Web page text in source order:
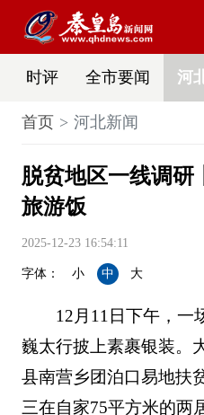
时评 全市要闻 河
首页 河北新闻
脱贫地区一线调研
旅游饭
2025-12-23 16:54:11
字体： 小 中 大
12月11日下午，一
巍太行披上素裹银装。
县南营乡团泊口易地扶
三在自家75平方米的两